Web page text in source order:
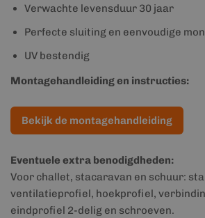
Verwachte levensduur 30 jaar
Perfecte sluiting en eenvoudige
UV bestendig
Montagehandleiding en instructies:
Bekijk de montagehandleiding
Eventuele extra benodigdheden:
Voor challet, stacaravan en schuur:
ventilatieprofiel, hoekprofiel,
eindprofiel 2-delig en schroeven.